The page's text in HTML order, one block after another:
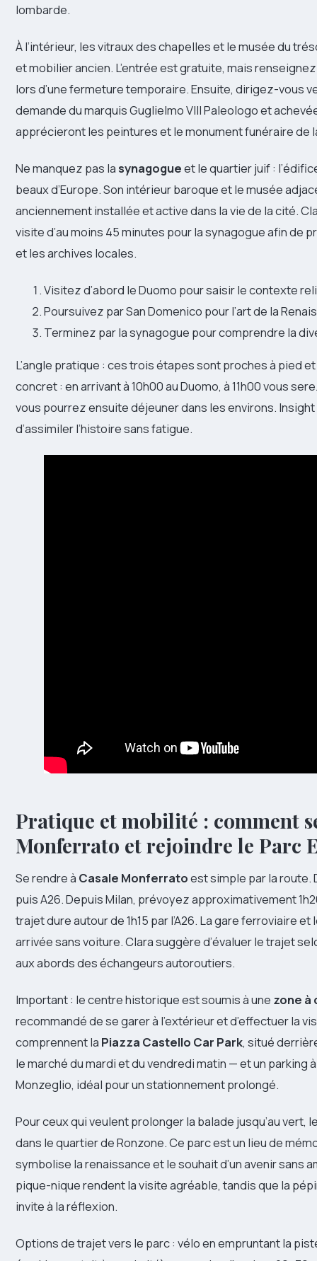
lombarde.
À l’intérieur, les vitraux des chapelles et le musée du
et mobilier ancien. L’entrée est gratuite, mais
lors d’une fermeture temporaire. Ensuite, dirigez-vous
demande du marquis Guglielmo VIII Paleologo et
apprécieront les peintures et le monument funéraire de
Ne manquez pas lasynagogueet le quartier juif :
beaux d’Europe. Son intérieur baroque et le musée
anciennement installée et active dans la vie de la cité.
visite d’au moins 45 minutes pour la synagogue afin
et les archives locales.
Visitez d’abord le Duomo pour saisir le contexte
Poursuivez par San Domenico pour l’art de la
Terminez par la synagogue pour comprendre la
L’angle pratique : ces trois étapes sont proches à pied
concret : en arrivant à 10h00 au Duomo, à 11h00 vous
vous pourrez ensuite déjeuner dans les environs.
d’assimiler l’histoire sans fatigue.
Pratique et mobilité : comment
Monferrato et rejoindre le Parc
Se rendre à Casale Monferratoest simple par la route.
puis A26. Depuis Milan, prévoyez approximativement
trajet dure autour de 1h15 par l’A26. La gare ferroviaire
arrivée sans voiture. Clara suggère d’évaluer le trajet
aux abords des échangeurs autoroutiers.
Important : le centre historique est soumis à une zone à
recommandé de se garer à l’extérieur et d’effectuer la
comprennent la Piazza Castello Car Park, situé
le marché du mardi et du vendredi matin — et un parking
Monzeglio, idéal pour un stationnement prolongé.
Pour ceux qui veulent prolonger la balade jusqu’au vert,
dans le quartier de Ronzone. Ce parc est un lieu de
symbolise la renaissance et le souhait d’un avenir sans
pique-nique rendent la visite agréable, tandis que la
invite à la réflexion.
Options de trajet vers le parc : vélo en empruntant la